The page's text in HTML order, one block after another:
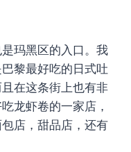
玛黑区的入口。我
黎最好吃的日式吐
在这条街上也有非
龙虾卷的一家店，
店，甜品店，还有